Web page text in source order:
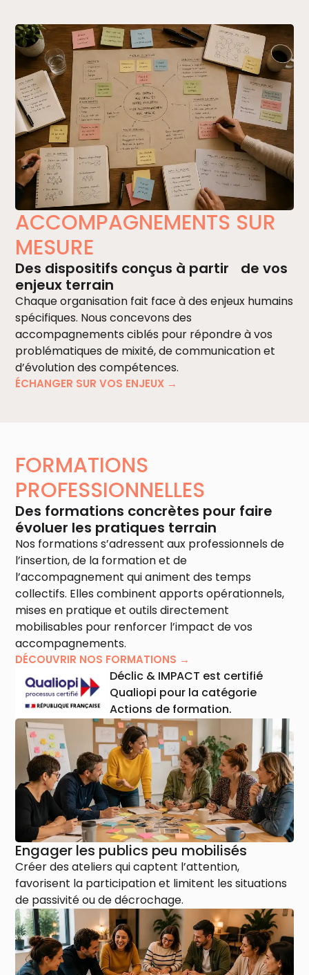
ACCOMPAGNEMENTS SUR
MESURE
Des dispositifs conçus à partir de vos
enjeux terrain
Chaque organisation fait face à des enjeux humains
spécifiques. Nous concevons des
accompagnements ciblés pour répondre à vos
problématiques de mixité, de communication et
d’évolution des compétences.
ÉCHANGER SUR VOS ENJEUX →
FORMATIONS
PROFESSIONNELLES
Des formations concrètes pour faire
évoluer les pratiques terrain
Nos formations s’adressent aux professionnels de
l’insertion, de la formation et de
l’accompagnement qui animent des temps
collectifs. Elles combinent apports opérationnels,
mises en pratique et outils directement
mobilisables pour renforcer l’impact de vos
accompagnements.
DÉCOUVRIR NOS FORMATIONS →
Déclic & IMPACT est certifié
Qualiopi pour la catégorie
Actions de formation.
Engager les publics peu mobilisés
Créer des ateliers qui captent l’attention,
favorisent la participation et limitent les situations
de passivité ou de décrochage.